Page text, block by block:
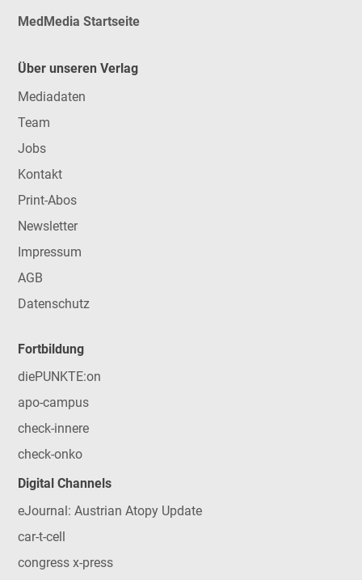
MedMedia Startseite
Über unseren Verlag
Mediadaten
Team
Jobs
Kontakt
Print-Abos
Newsletter
Impressum
AGB
Datenschutz
Fortbildung
diePUNKTE:on
apo-campus
check-innere
check-onko
Digital Channels
eJournal: Austrian Atopy Update
car-t-cell
congress x-press